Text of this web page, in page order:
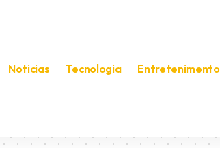
Noticias Tecnologia Entretenimento